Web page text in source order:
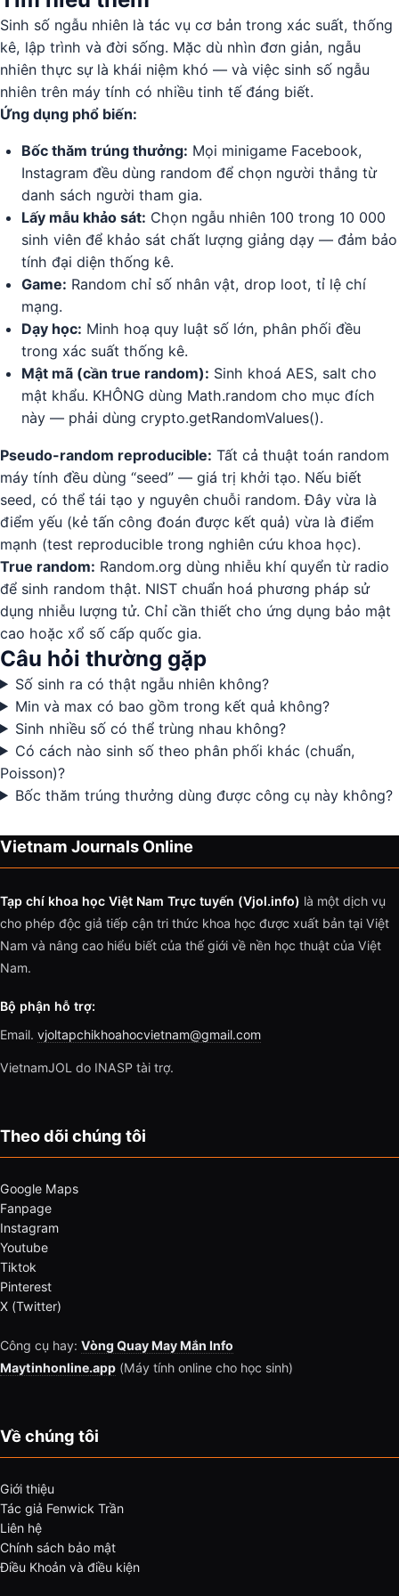
Sinh số ngẫu nhiên là tác vụ cơ bản trong xác suất, thống
kê, lập trình và đời sống. Mặc dù nhìn đơn giản, ngẫu
nhiên thực sự là khái niệm khó — và việc sinh số ngẫu
nhiên trên máy tính có nhiều tinh tế đáng biết.
Ứng dụng phổ biến:
Bốc thăm trúng thưởng: Mọi minigame Facebook,
Instagram đều dùng random để chọn người thắng từ
danh sách người tham gia.
Lấy mẫu khảo sát: Chọn ngẫu nhiên 100 trong 10 000
sinh viên để khảo sát chất lượng giảng dạy — đảm bảo
tính đại diện thống kê.
Game: Random chỉ số nhân vật, drop loot, tỉ lệ chí
mạng.
Dạy học: Minh hoạ quy luật số lớn, phân phối đều
trong xác suất thống kê.
Mật mã (cần true random): Sinh khoá AES, salt cho
mật khẩu. KHÔNG dùng Math.random cho mục đích
này — phải dùng crypto.getRandomValues().
Pseudo-random reproducible: Tất cả thuật toán random
máy tính đều dùng “seed” — giá trị khởi tạo. Nếu biết
seed, có thể tái tạo y nguyên chuỗi random. Đây vừa là
điểm yếu (kẻ tấn công đoán được kết quả) vừa là điểm
mạnh (test reproducible trong nghiên cứu khoa học).
True random: Random.org dùng nhiễu khí quyển từ radio
để sinh random thật. NIST chuẩn hoá phương pháp sử
dụng nhiễu lượng tử. Chỉ cần thiết cho ứng dụng bảo mật
cao hoặc xổ số cấp quốc gia.
Câu hỏi thường gặp
Số sinh ra có thật ngẫu nhiên không?
Min và max có bao gồm trong kết quả không?
Sinh nhiều số có thể trùng nhau không?
Có cách nào sinh số theo phân phối khác (chuẩn,
Poisson)?
Bốc thăm trúng thưởng dùng được công cụ này không?
Vietnam Journals Online
Tạp chí khoa học Việt Nam Trực tuyến (Vjol.info) là một dịch vụ
cho phép độc giả tiếp cận tri thức khoa học được xuất bản tại Việt
Nam và nâng cao hiểu biết của thế giới về nền học thuật của Việt
Nam.
Bộ phận hỗ trợ:
Email. vjoltapchikhoahocvietnam@gmail.com
VietnamJOL do INASP tài trợ.
Theo dõi chúng tôi
Google Maps
Fanpage
Instagram
Youtube
Tiktok
Pinterest
X (Twitter)
Công cụ hay: Vòng Quay May Mắn Info
Maytinhonline.app (Máy tính online cho học sinh)
Về chúng tôi
Giới thiệu
Tác giả Fenwick Trần
Liên hệ
Chính sách bảo mật
Điều Khoản và điều kiện